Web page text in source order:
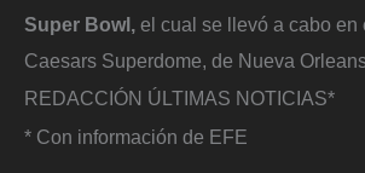
Super Bowl, el cual se llevó a cabo en
Caesars Superdome, de Nueva
REDACCIÓN ÚLTIMAS NOTICIAS*
* Con información de EFE